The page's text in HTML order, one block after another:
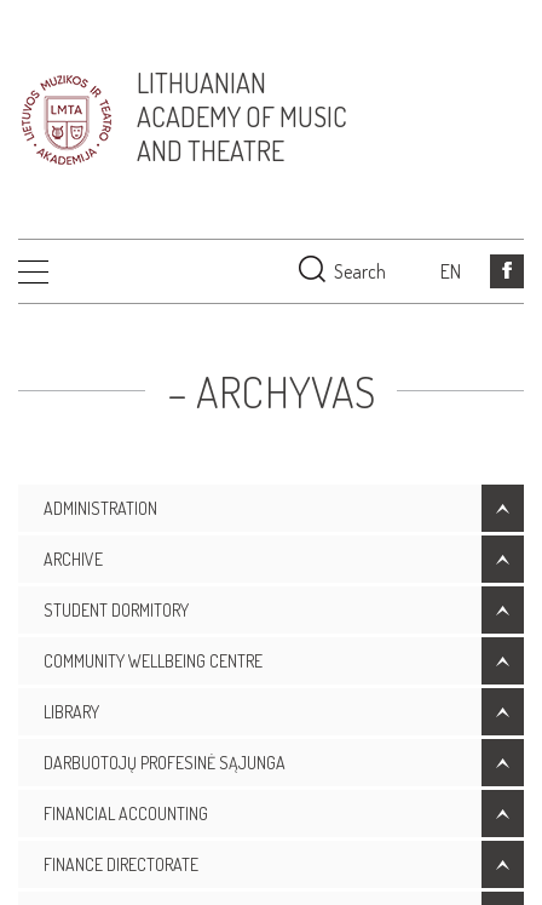
LITHUANIAN
ACADEMY OF MUSIC
AND THEATRE
Search EN
– ARCHYVAS
ADMINISTRATION
ARCHIVE
STUDENT DORMITORY
COMMUNITY WELLBEING CENTRE
LIBRARY
DARBUOTOJŲ PROFESINĖ SĄJUNGA
FINANCIAL ACCOUNTING
FINANCE DIRECTORATE